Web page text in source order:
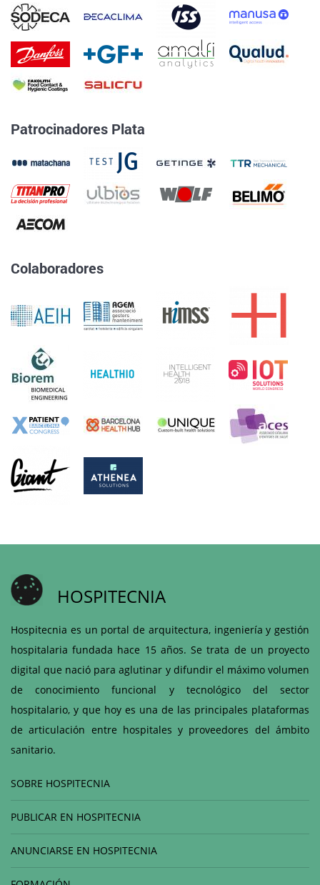
Patrocinadores Plata
Colaboradores
HOSPITECNIA
Hospitecnia es un portal de arquitectura, ingeniería y gestión
hospitalaria fundada hace 15 años. Se trata de un proyecto
digital que nació para aglutinar y difundir el máximo volumen
de conocimiento funcional y tecnológico del sector
hospitalario, y que hoy es una de las principales plataformas
de articulación entre hospitales y proveedores del ámbito
sanitario.
SOBRE HOSPITECNIA
PUBLICAR EN HOSPITECNIA
ANUNCIARSE EN HOSPITECNIA